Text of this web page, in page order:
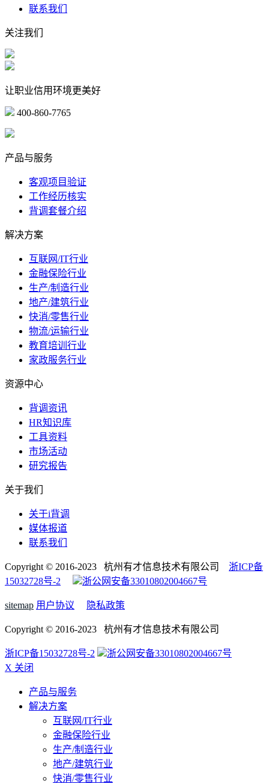
联系我们
关注我们
让职业信用环境更美好
400-860-7765
产品与服务
客观项目验证
工作经历核实
背调套餐介绍
解决方案
互联网/IT行业
金融保险行业
生产/制造行业
地产/建筑行业
快消/零售行业
物流/运输行业
教育培训行业
家政服务行业
资源中心
背调资讯
HR知识库
工具资料
市场活动
研究报告
关于我们
关于i背调
媒体报道
联系我们
Copyright © 2016-2023 杭州有才信息技术有限公司 浙ICP备
15032728号-2
浙公网安备33010802004667号
sitemap 用户协议 隐私政策
Copyright © 2016-2023 杭州有才信息技术有限公司
浙ICP备15032728号-2
浙公网安备33010802004667号
X 关闭
产品与服务
解决方案
互联网/IT行业
金融保险行业
生产/制造行业
地产/建筑行业
快消/零售行业